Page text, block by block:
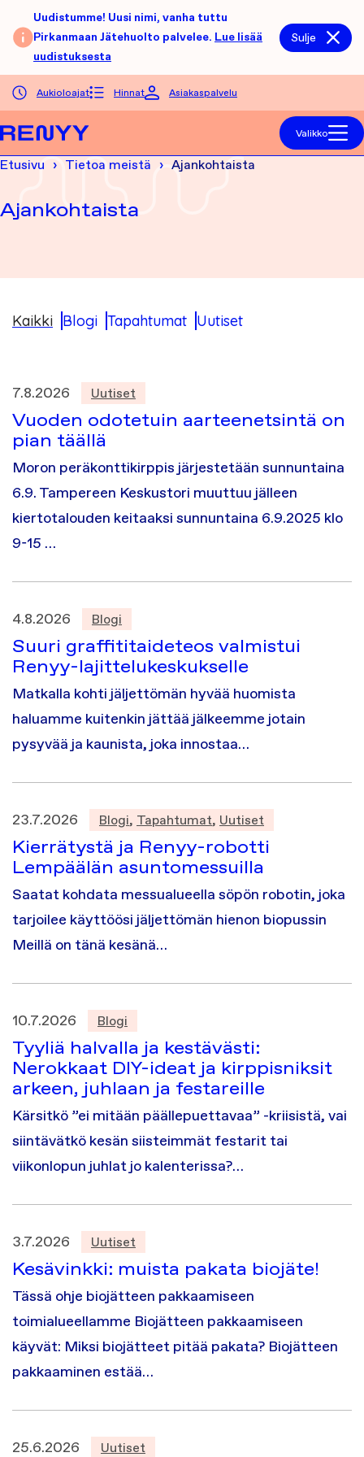
Siirry sisältöön
Uudistumme! Uusi nimi, vanha tuttu
Pirkanmaan Jätehuolto palvelee. Lue lisää
uudistuksesta
Sulje
Aukioloajat Hinnat Asiakaspalvelu
Valikko
Etusivu Tietoa meistä Ajankohtaista
Ajankohtaista
Kaikki Blogi Tapahtumat Uutiset
7.8.2026 Uutiset
Vuoden odotetuin aarteenetsintä on
pian täällä
Moron peräkonttikirppis järjestetään sunnuntaina
6.9. Tampereen Keskustori muuttuu jälleen
kiertotalouden keitaaksi sunnuntaina 6.9.2025 klo
9-15 …
4.8.2026 Blogi
Suuri graffititaideteos valmistui
Renyy-lajittelukeskukselle
Matkalla kohti jäljettömän hyvää huomista
haluamme kuitenkin jättää jälkeemme jotain
pysyvää ja kaunista, joka innostaa…
23.7.2026 Blogi, Tapahtumat, Uutiset
Kierrätystä ja Renyy-robotti
Lempäälän asuntomessuilla
Saatat kohdata messualueella söpön robotin, joka
tarjoilee käyttöösi jäljettömän hienon biopussin
Meillä on tänä kesänä…
10.7.2026 Blogi
Tyyliä halvalla ja kestävästi:
Nerokkaat DIY-ideat ja kirppisniksit
arkeen, juhlaan ja festareille
Kärsitkö ”ei mitään päällepuettavaa” -kriisistä, vai
siintävätkö kesän siisteimmät festarit tai
viikonlopun juhlat jo kalenterissa?…
3.7.2026 Uutiset
Kesävinkki: muista pakata biojäte!
Tässä ohje biojätteen pakkaamiseen
toimialueellamme Biojätteen pakkaamiseen
käyvät: Miksi biojätteet pitää pakata? Biojätteen
pakkaaminen estää…
25.6.2026 Uutiset